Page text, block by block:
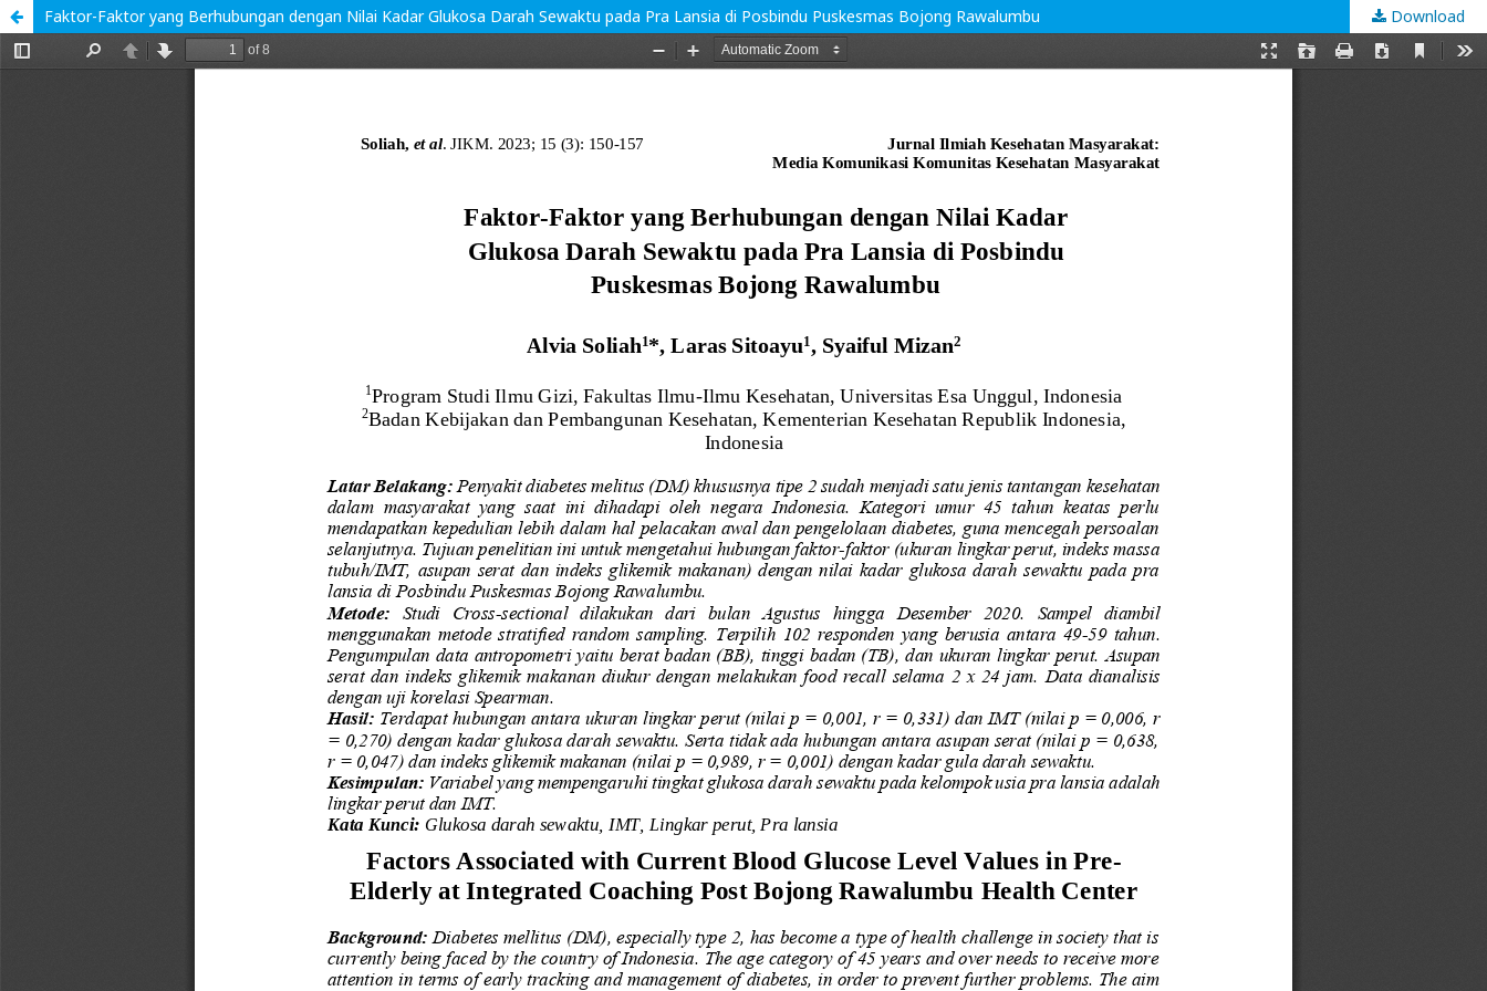
Faktor-Faktor yang Berhubungan dengan Nilai Kadar Glukosa Darah Sewaktu pada Pra Lansia di Posbindu Puskesmas Bojong Rawalumbu Download